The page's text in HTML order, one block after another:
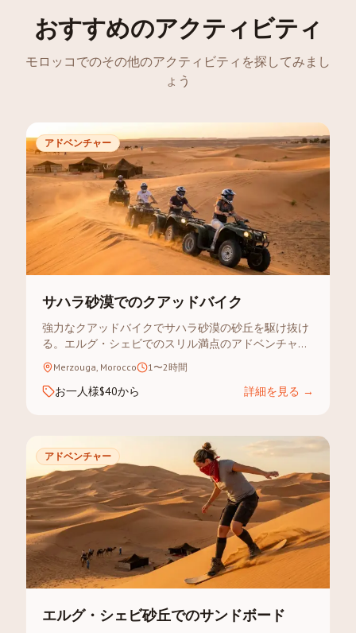
おすすめのアクティビティ
モロッコでのその他のアクティビティを探してみまし
ょう
アドベンチャー
サハラ砂漠でのクアッドバイク
強力なクアッドバイクでサハラ砂漠の砂丘を駆け抜け
る。エルグ・シェビでのスリル満点のアドベンチャー
— 経験不問。
Merzouga, Morocco 1〜2時間
お一人様$40から 詳細を見る →
アドベンチャー
エルグ・シェビ砂丘でのサンドボード